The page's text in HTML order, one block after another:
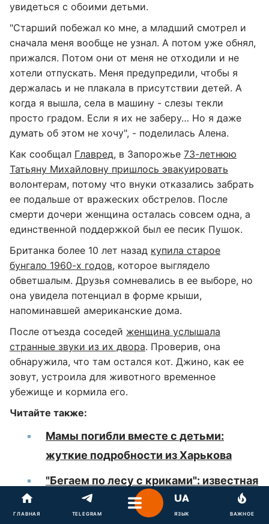
увидеться с обоими детьми.
"Старший побежал ко мне, а младший смотрел и
сначала меня вообще не узнал. А потом уже обнял,
прижался. Потом они от меня не отходили и не
хотели отпускать. Меня предупредили, чтобы я
держалась и не плакала в присутствии детей. А
когда я вышла, села в машину - слезы текли
просто градом. Если я их не заберу… Но я даже
думать об этом не хочу", - поделилась Алена.
Как сообщал Главред, в Запорожье 73-летнюю
Татьяну Михайловну пришлось эвакуировать
волонтерам, потому что внуки отказались забрать
ее подальше от вражеских обстрелов. После
смерти дочери женщина осталась совсем одна, а
единственной поддержкой был ее песик Пушок.
Британка более 10 лет назад купила старое
бунгало 1960-х годов, которое выглядело
обветшалым. Друзья сомневались в ее выборе, но
она увидела потенциал в форме крыши,
напоминавшей американские дома.
После отъезда соседей женщина услышала
странные звуки из их двора. Проверив, она
обнаружила, что там остался кот. Джино, как ее
зовут, устроила для животного временное
убежище и кормила его.
Читайте также:
Мамы погибли вместе с детьми:
жуткие подробности из Харькова
"Бегаем по лесу с криками": известная
ведущая заявила об исчезновении
ребенка
ГЛАВНАЯ TELEGRAM ЯЗЫК ВАЖНОЕ